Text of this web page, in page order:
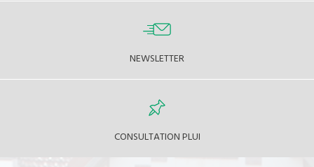
NEWSLETTER
CONSULTATION PLUI